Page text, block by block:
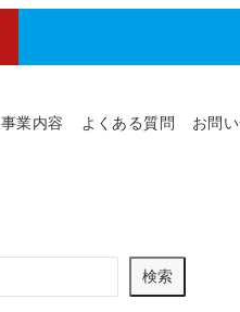
事業内容 よくある質問 お問
検索